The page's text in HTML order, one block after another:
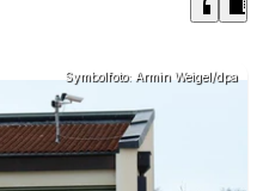
Symbolfoto: Armin Weigel/dpa